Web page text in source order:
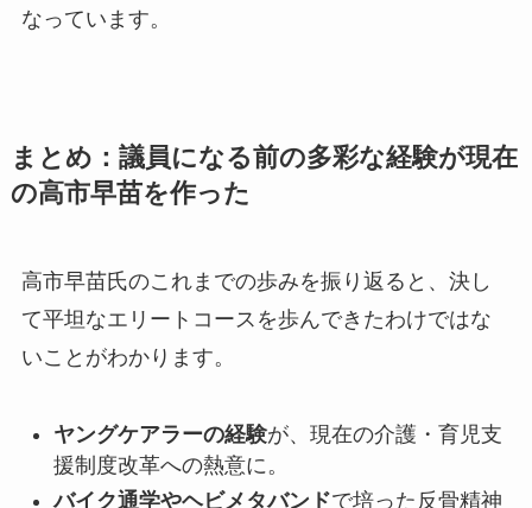
なっています。
まとめ：議員になる前の多彩な経験が現在
の高市早苗を作った
高市早苗氏のこれまでの歩みを振り返ると、決し
て平坦なエリートコースを歩んできたわけではな
いことがわかります。
ヤングケアラーの経験が、現在の介護・育児支
援制度改革への熱意に。
バイク通学やヘビメタバンドで培った反骨精神